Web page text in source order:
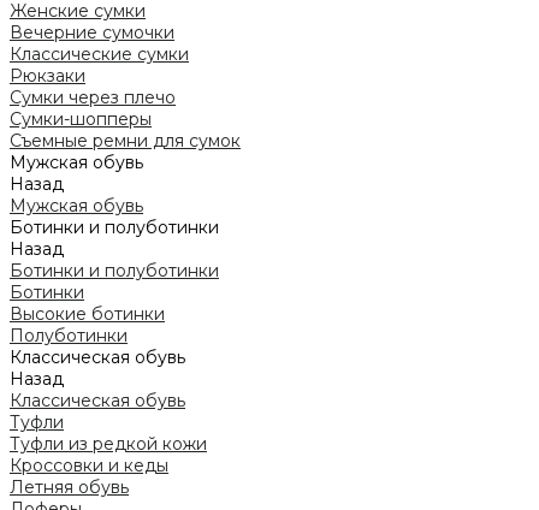
Женские сумки
Вечерние сумочки
Классические сумки
Рюкзаки
Сумки через плечо
Сумки-шопперы
Съемные ремни для сумок
Мужская обувь
Назад
Мужская обувь
Ботинки и полуботинки
Назад
Ботинки и полуботинки
Ботинки
Высокие ботинки
Полуботинки
Классическая обувь
Назад
Классическая обувь
Туфли
Туфли из редкой кожи
Кроссовки и кеды
Летняя обувь